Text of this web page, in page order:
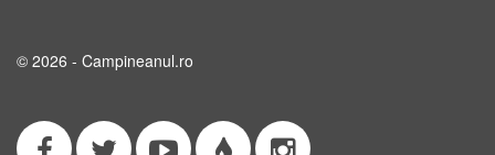
© 2026 - Campineanul.ro